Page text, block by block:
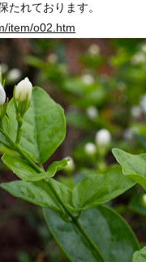
たれております。
item/o02.htm